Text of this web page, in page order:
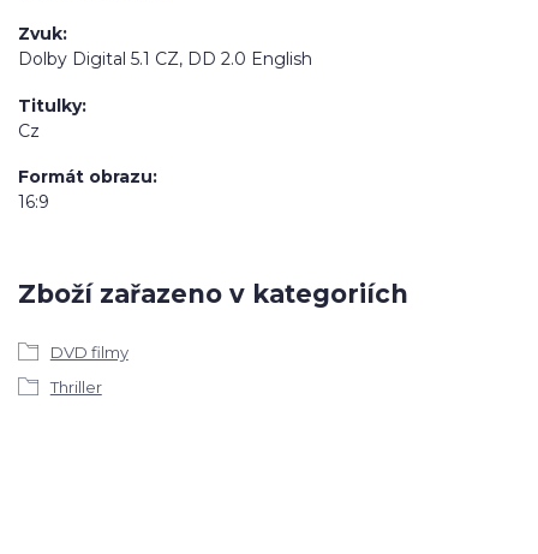
Zvuk
Dolby Digital 5.1 CZ, DD 2.0 English
Titulky
Cz
Formát obrazu
16:9
Zboží zařazeno v kategoriích
DVD filmy
Thriller